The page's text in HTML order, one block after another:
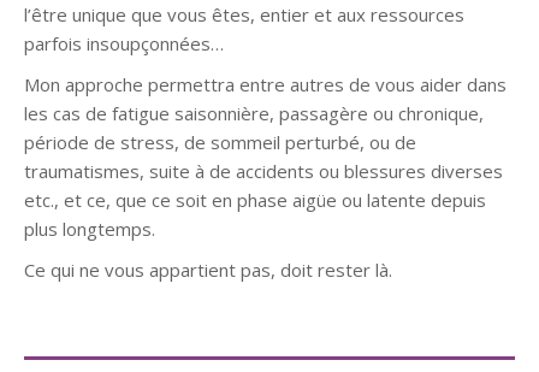
l’être unique que vous êtes, entier et aux ressources
parfois insoupçonnées…
Mon approche permettra entre autres de vous aider dans
les cas de fatigue saisonnière, passagère ou chronique,
période de stress, de sommeil perturbé, ou de
traumatismes, suite à de accidents ou blessures diverses
etc., et ce, que ce soit en phase aigüe ou latente depuis
plus longtemps.
Ce qui ne vous appartient pas, doit rester là.